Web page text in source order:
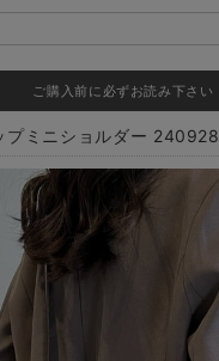
ご購入前に必ずお読み下さい
プミニショルダー 240928